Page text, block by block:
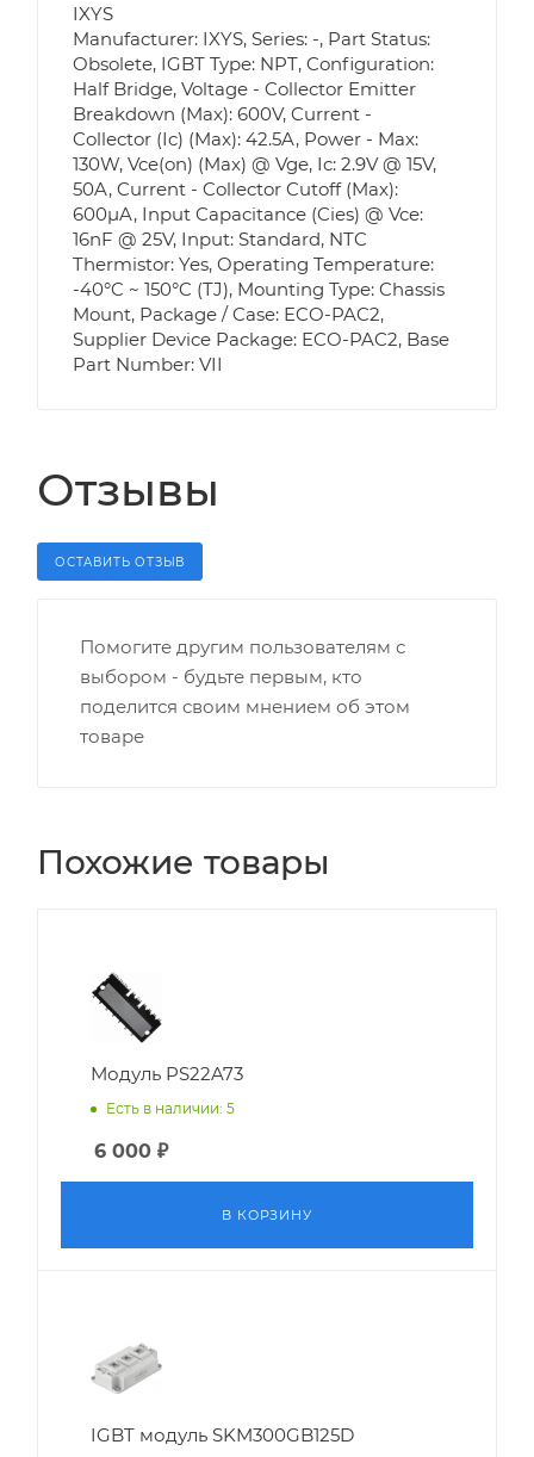
IXYS
Manufacturer: IXYS, Series: -, Part Status:
Obsolete, IGBT Type: NPT, Configuration:
Half Bridge, Voltage - Collector Emitter
Breakdown (Max): 600V, Current -
Collector (Ic) (Max): 42.5A, Power - Max:
130W, Vce(on) (Max) @ Vge, Ic: 2.9V @ 15V,
50A, Current - Collector Cutoff (Max):
600µA, Input Capacitance (Cies) @ Vce:
16nF @ 25V, Input: Standard, NTC
Thermistor: Yes, Operating Temperature:
-40°C ~ 150°C (TJ), Mounting Type: Chassis
Mount, Package / Case: ECO-PAC2,
Supplier Device Package: ECO-PAC2, Base
Part Number: VII
Отзывы
ОСТАВИТЬ ОТЗЫВ
Помогите другим пользователям с
выбором - будьте первым, кто
поделится своим мнением об этом
товаре
Похожие товары
Модуль PS22A73
Есть в наличии: 5
6 000 ₽
В КОРЗИНУ
IGBT модуль SKM300GB125D